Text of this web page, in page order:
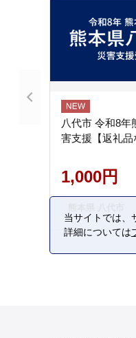
八代市 令和8年
害支援【返礼品
1,000円
当サイトでは、
詳細については